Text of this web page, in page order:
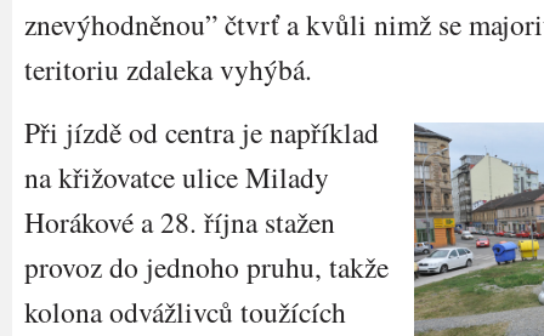
znevýhodněnou” čtvrť a kvůli nimž se
teritoriu zdaleka vyhýbá.
Při jízdě od centra je například
na křižovatce ulice Milady
Horákové a 28. října stažen
provoz do jednoho pruhu, takže
kolona odvážlivců toužících